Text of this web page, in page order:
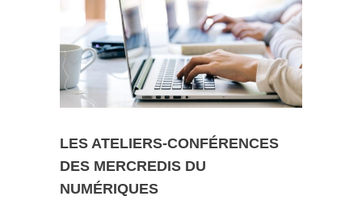
LES ATELIERS-CONFÉRENCES
DES MERCREDIS DU
NUMÉRIQUES